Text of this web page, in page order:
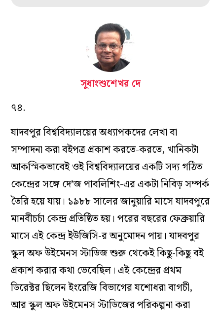
সুধাংশুশেখর দে
৭৪.
যাদবপুর বিশ্ববিদ্যালয়ের অধ্যাপকদের লেখা বা
সম্পাদনা করা বইপত্র প্রকাশ করতে-করতে, খানিকটা
আকস্মিকভাবেই ওই বিশ্ববিদ্যালয়ের একটি সদ্য গঠিত
কেন্দ্রের সঙ্গে দে’জ পাবলিশিং-এর একটা নিবিড় সম্পর্ক
তৈরি হয়ে যায়। ১৯৮৮ সালের জানুয়ারি মাসে যাদবপুরে
মানবীচর্চা কেন্দ্র প্রতিষ্ঠিত হয়। পরের বছরের ফেব্রুয়ারি
মাসে এই কেন্দ্র ইউজিসি-র অনুমোদন পায়। যাদবপুর
স্কুল অফ উইমেনস স্টাডিজ শুরু থেকেই কিছু-কিছু বই
প্রকাশ করার কথা ভেবেছিল। এই কেন্দ্রের প্রথম
ডিরেক্টর ছিলেন ইংরেজি বিভাগের যশোধরা বাগচী,
আর স্কুল অফ উইমেনস স্টাডিজের পরিকল্পনা করা